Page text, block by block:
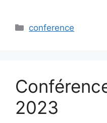
Catégories
conference
2023